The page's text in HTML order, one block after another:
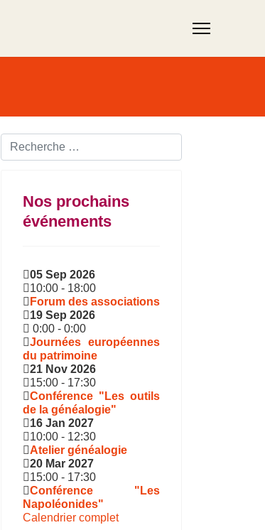
Rechercher ...
Nos prochains
événements
05 Sep 2026
10:00 - 18:00
Forum des associations
19 Sep 2026
0:00 - 0:00
Journées européennes
du patrimoine
21 Nov 2026
15:00 - 17:30
Conférence "Les outils
de la généalogie"
16 Jan 2027
10:00 - 12:30
Atelier généalogie
20 Mar 2027
15:00 - 17:30
Conférence "Les
Napoléonides"
Calendrier complet